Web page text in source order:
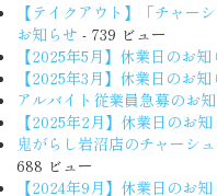
【テイクアウト】「チャー
お知らせ - 739 ビュー
【2025年5月】休業日のお知
【2025年3月】休業日のお知
アルバイト従業員急募のお
【2025年2月】休業日のお知
鬼がらし岩沼店のチャーシ
688 ビュー
【2024年9月】休業日のお知